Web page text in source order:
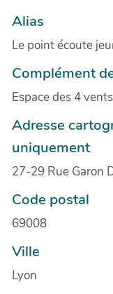
Alias
Le point écoute
Complément
Espace des 4 vents
Adresse
uniquement
27-29 Rue Garon
Code postal
69008
Ville
Lyon